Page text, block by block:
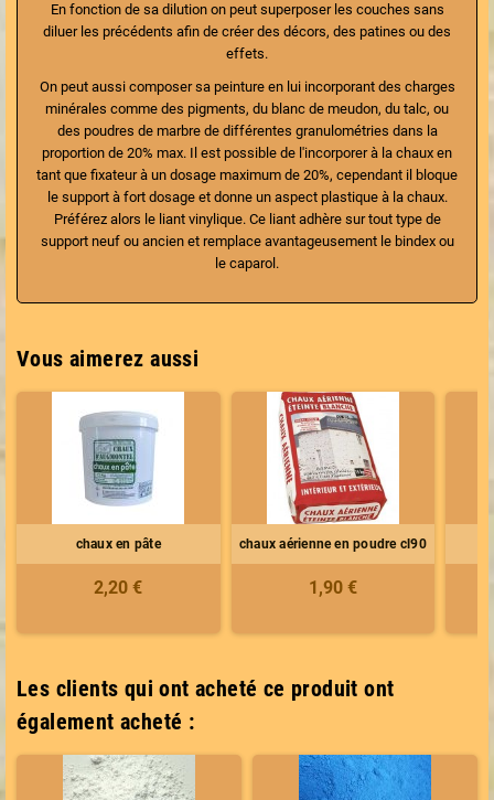
En fonction de sa dilution on peut superposer les couches sans
diluer les précédents afin de créer des décors, des patines ou des
effets.
On peut aussi composer sa peinture en lui incorporant des charges
minérales comme des pigments, du blanc de meudon, du talc, ou
des poudres de marbre de différentes granulométries dans la
proportion de 20% max. Il est possible de l'incorporer à la chaux en
tant que fixateur à un dosage maximum de 20%, cependant il bloque
le support à fort dosage et donne un aspect plastique à la chaux.
Préférez alors le liant vinylique. Ce liant adhère sur tout type de
support neuf ou ancien et remplace avantageusement le bindex ou
le caparol.
Vous aimerez aussi
chaux en pâte
2,20 €
chaux aérienne en poudre cl90
1,90 €
Les clients qui ont acheté ce produit ont
également acheté :